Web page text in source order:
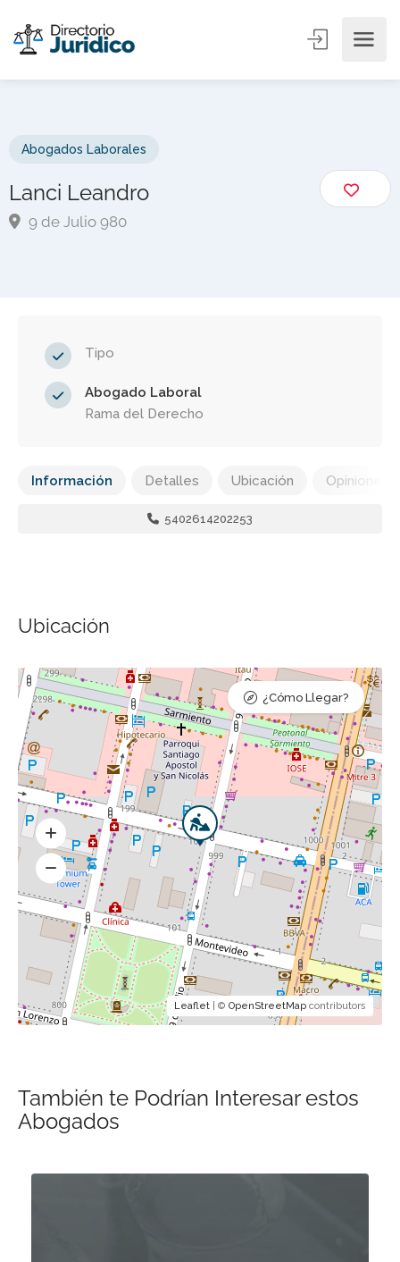
Abogados Laborales
Lanci Leandro
9 de Julio 980
Tipo
Abogado Laboral
Rama del Derecho
Información Detalles Ubicación Opiniones
5402614202253
Ubicación
Leaflet | © OpenStreetMap contributors
¿Cómo Llegar?
También te Podrían Interesar estos
Abogados